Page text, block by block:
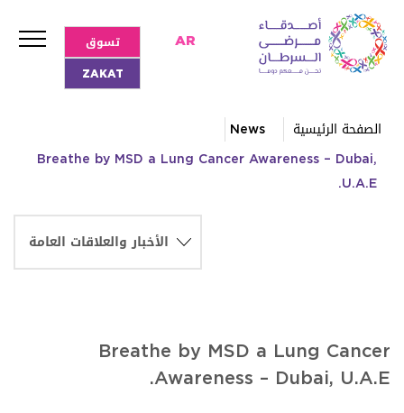
AR
تسوق
ZAKAT
الصفحة الرئيسية
News
Breathe by MSD a Lung Cancer Awareness – Dubai,
U.A.E.
Breathe by MSD a Lung Cancer
Awareness – Dubai, U.A.E.